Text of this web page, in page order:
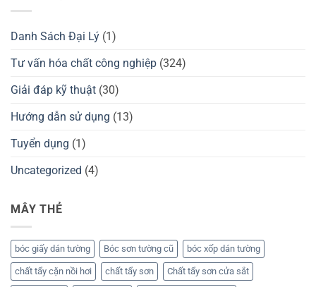
Danh Sách Đại Lý (1)
Tư vấn hóa chất công nghiệp (324)
Giải đáp kỹ thuật (30)
Hướng dẫn sử dụng (13)
Tuyển dụng (1)
Uncategorized (4)
MÂY THẺ
bóc giấy dán tường Bóc sơn tường cũ bóc xốp dán tường
chất tẩy cặn nồi hơi chất tẩy sơn Chất tẩy sơn cửa sắt